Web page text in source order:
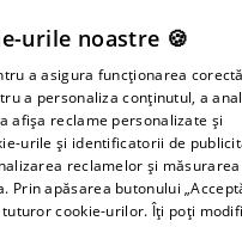
urile noastre 🍪
a asigura funcționarea
a personaliza conținutul, a
afișa reclame personalizate și
urile și identificatorii de
reclamelor și măsurarea
Prin apăsarea butonului
cookie-urilor. Îți poți